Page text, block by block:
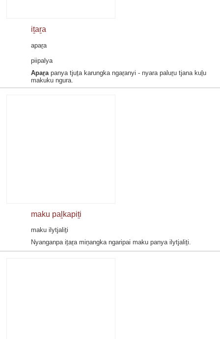
iṯaṟa
apaṟa
piipalya
Apaṟapanya tjuṯa karungka ngaṟanyi - nyara paluṟu tjana kuḻu
makuku ngura.
maku paḻkapiṯi
maku ilytjaliṯi
Nyanganpa iṯaṟa miṉangka ngaripai maku panya ilytjaliṯi.